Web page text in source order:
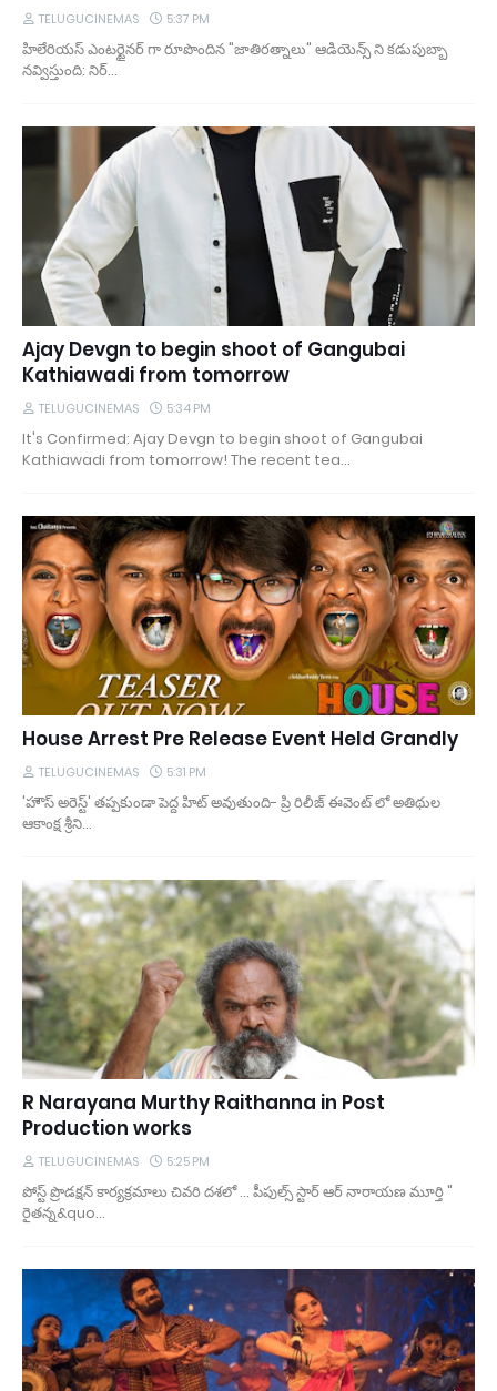
TELUGUCINEMAS 5:37 PM
హిలేరియస్ ఎంటర్టైనర్ గా రూపొందిన "జాతిరత్నాలు" ఆడియెన్స్ ని కడుపుబ్బా
నవ్విస్తుంది: నిర్…
Ajay Devgn to begin shoot of Gangubai
Kathiawadi from tomorrow
TELUGUCINEMAS 5:34 PM
It's Confirmed: Ajay Devgn to begin shoot of Gangubai
Kathiawadi from tomorrow! The recent tea…
House Arrest Pre Release Event Held Grandly
TELUGUCINEMAS 5:31 PM
'హౌస్ అరెస్ట్' తప్పకుండా పెద్ద హిట్ అవుతుంది- ప్రి రిలీజ్ ఈవెంట్ లో అతిథుల‌
ఆకాంక్ష శ్రీని…
R Narayana Murthy Raithanna in Post
Production works
TELUGUCINEMAS 5:25 PM
పోస్ట్ ప్రొడక్షన్ కార్యక్రమాలు చివరి దశలో ... పీపుల్స్ స్టార్ ఆర్ నారాయణ మూర్తి "
రైతన్న&quo…